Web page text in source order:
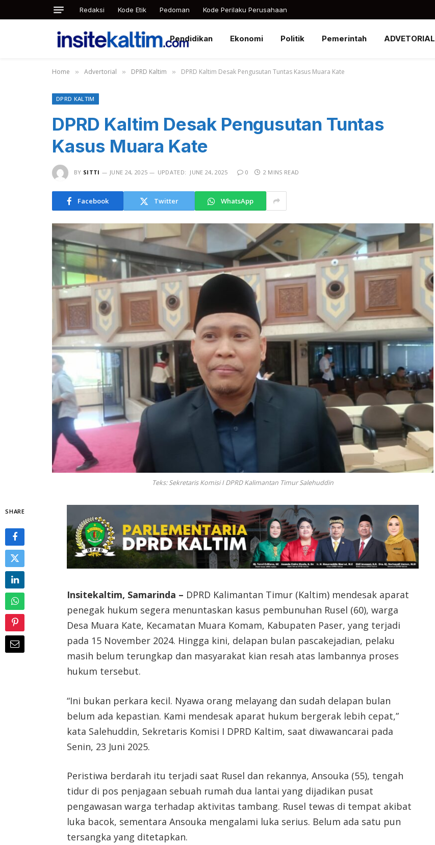
Redaksi Kode Etik Pedoman Kode Perilaku Perusahaan
Pendidikan Ekonomi Politik Pemerintah ADVETORIAL
Home » Advertorial » DPRD Kaltim » DPRD Kaltim Desak Pengusutan Tuntas Kasus Muara Kate
DPRD KALTIM
DPRD Kaltim Desak Pengusutan Tuntas
Kasus Muara Kate
BY SITTI JUNE 24, 2025 UPDATED: JUNE 24, 2025 0 2 MINS READ
Facebook Twitter WhatsApp
Teks: Sekretaris Komisi I DPRD Kalimantan Timur Salehuddin
SHARE
Insitekaltim, Samarinda – DPRD Kalimantan Timur (Kaltim) mendesak aparat
penegak hukum segera menuntaskan kasus pembunuhan Rusel (60), warga
Desa Muara Kate, Kecamatan Muara Komam, Kabupaten Paser, yang terjadi
pada 15 November 2024. Hingga kini, delapan bulan pascakejadian, pelaku
masih belum terungkap dan masyarakat kian resah atas lambannya proses
hukum tersebut.
“Ini bukan perkara kecil. Nyawa orang melayang dan sudah delapan bulan
belum ada kepastian. Kami mendesak aparat hukum bergerak lebih cepat,”
kata Salehuddin, Sekretaris Komisi I DPRD Kaltim, saat diwawancarai pada
Senin, 23 Juni 2025.
Peristiwa berdarah itu terjadi saat Rusel dan rekannya, Ansouka (55), tengah
tidur di pos penjagaan sebuah rumah dua lantai yang dijadikan pusat
pengawasan warga terhadap aktivitas tambang. Rusel tewas di tempat akibat
luka bacok, sementara Ansouka mengalami luka serius. Belum ada satu pun
tersangka yang ditetapkan.